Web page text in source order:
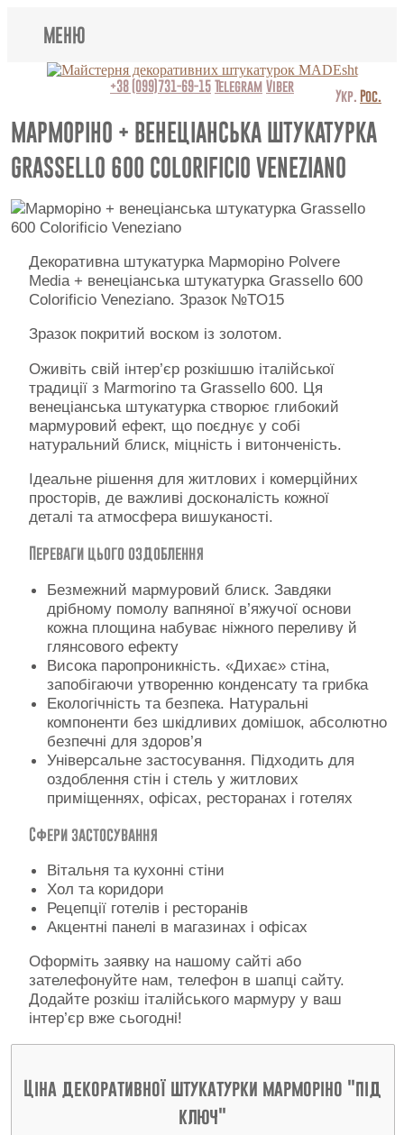
МЕНЮ
Lincrusta
Види штукатурок
Поклейка шпалер
Картини
Відео
Питання-відповідь
Про нас
Контакти
+38 (099)731-69-15TelegramViber
МАРМОРІНО + ВЕНЕЦІАНСЬКА ШТУКАТУРКА
GRASSELLO 600 COLORIFICIO VENEZIANO
Декоративна штукатурка Марморіно Polvere
Media + венеціанська штукатурка Grassello 600
Colorificio Veneziano. Зразок №TO15
Зразок покритий воском із золотом.
Оживіть свій інтер’єр розкішшю італійської
традиції з Marmorino та Grassello 600. Ця
венеціанська штукатурка створює глибокий
мармуровий ефект, що поєднує у собі
натуральний блиск, міцність і витонченість.
Ідеальне рішення для житлових і комерційних
просторів, де важливі досконалість кожної
деталі та атмосфера вишуканості.
Переваги цього оздоблення
Безмежний мармуровий блиск. Завдяки
дрібному помолу вапняної в’яжучої основи
кожна площина набуває ніжного переливу й
глянсового ефекту
Висока паропроникність. «Дихає» стіна,
запобігаючи утворенню конденсату та грибка
Екологічність та безпека. Натуральні
компоненти без шкідливих домішок, абсолютно
безпечні для здоров’я
Універсальне застосування. Підходить для
оздоблення стін і стель у житлових
приміщеннях, офісах, ресторанах і готелях
Сфери застосування
Вітальня та кухонні стіни
Хол та коридори
Рецепції готелів і ресторанів
Акцентні панелі в магазинах і офісах
Оформіть заявку на нашому сайті або
зателефонуйте нам, телефон в шапці сайту.
Додайте розкіш італійського мармуру у ваш
інтер’єр вже сьогодні!
Ціна декоративної штукатурки марморіно "під
ключ"
Укр. Рос.